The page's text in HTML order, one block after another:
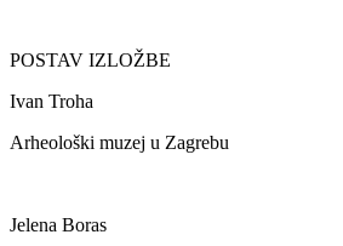
POSTAV IZLOŽBE
Ivan Troha
Arheološki muzej u Zagrebu
Jelena Boras